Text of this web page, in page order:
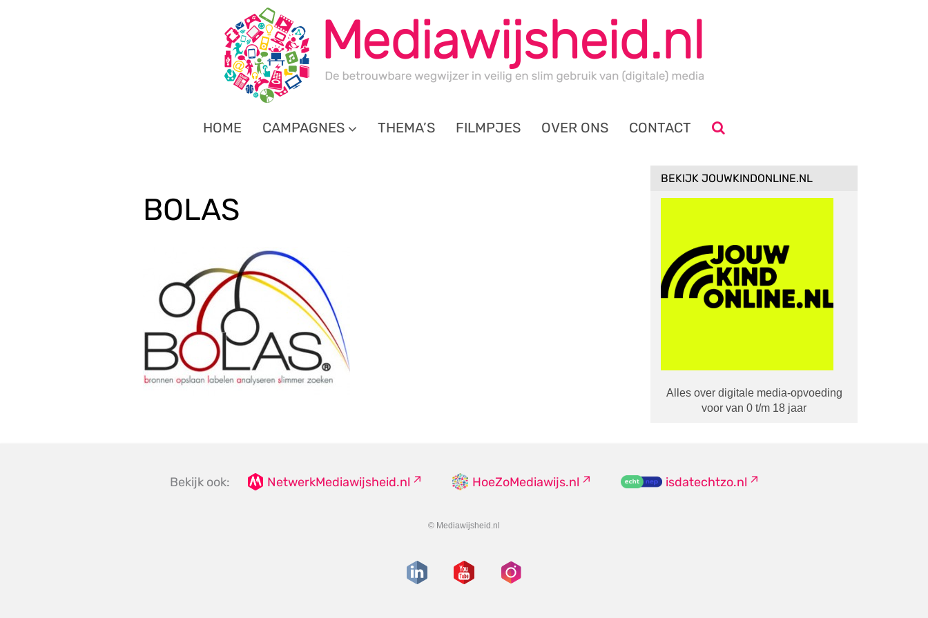
HOME CAMPAGNES THEMA’S FILMPJES OVER ONS CONTACT
BOLAS
BEKIJK JOUWKINDONLINE.NL
Alles over digitale media-opvoeding
voor van 0 t/m 18 jaar
Bekijk ook: NetwerkMediawijsheid.nl HoeZoMediawijs.nl isdatechtzo.nl
© Mediawijsheid.nl